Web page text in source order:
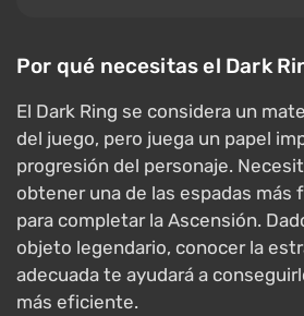
Por qué necesitas el Dark
El Dark Ring se considera un
del juego, pero juega un papel
progresión del personaje.
obtener una de las espadas más
para completar la Ascensión.
objeto legendario, conocer la
adecuada te ayudará a
más eficiente.